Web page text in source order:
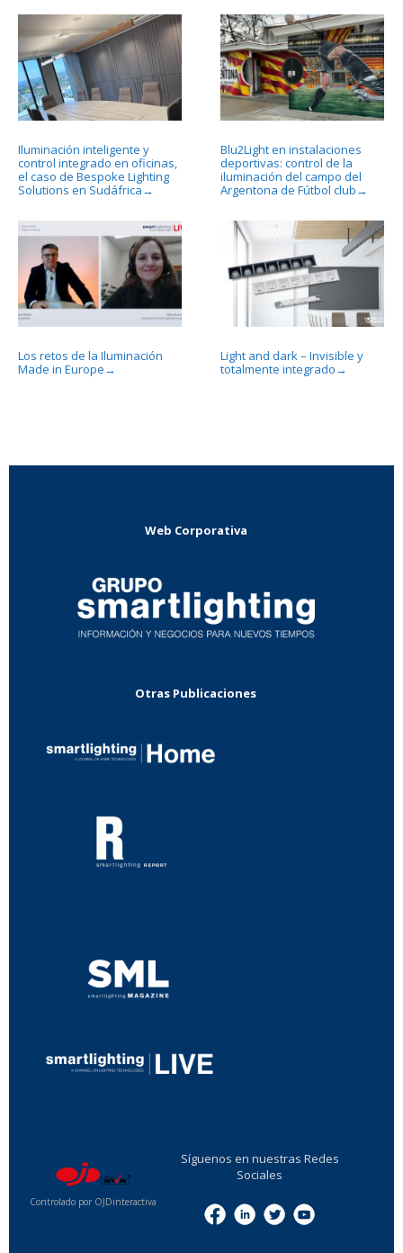
Iluminación inteligente y
control integrado en oficinas,
el caso de Bespoke Lighting
Solutions en Sudáfrica →
Blu2Light en instalaciones
deportivas: control de la
iluminación del campo del
Argentona de Fútbol club →
Los retos de la Iluminación
Made in Europe →
Light and dark – Invisible y
totalmente integrado →
Web Corporativa
Otras Publicaciones
Controlado por OJDinteractiva
Síguenos en nuestras Redes
Sociales